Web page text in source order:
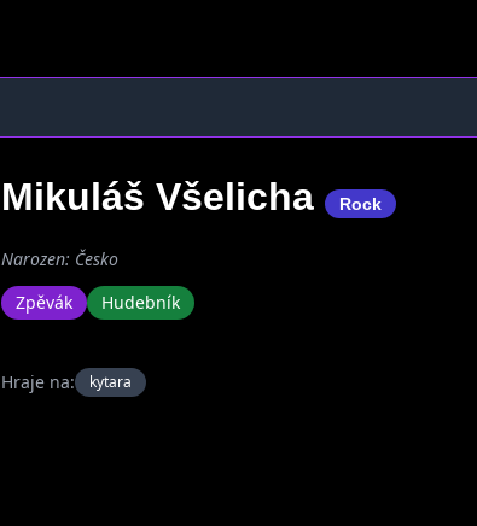
Mikuláš Všelicha Rock
Narozen: Česko
Zpěvák
Hudebník
Hraje na: kytara